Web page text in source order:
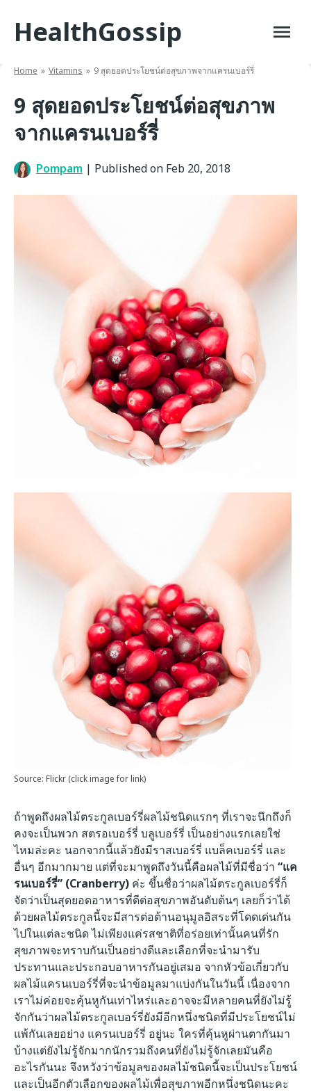
content
HealthGossip
Home Vitamins 9 สุดยอดประโยชน์ต่อสุขภาพจากแครนเบอร์รี่
9 สุดยอดประโยชน์ต่อสุขภาพ
จากแครนเบอร์รี่
Pompam | Published on Feb 20, 2018
Source: Flickr (click image for link)
ถ้าพูดถึงผลไม้ตระกูลเบอร์รี่ผลไม้ชนิดแรกๆ ที่เราจะนึกถึงก็
คงจะเป็นพวก สตรอเบอร์รี่ บลูเบอร์รี่ เป็นอย่างแรกเลยใช่
ไหมล่ะคะ นอกจากนี้แล้วยังมีราสเบอร์รี่ แบล็คเบอร์รี่ และ
อื่นๆ อีกมากมาย แต่ที่จะมาพูดถึงวันนี้คือผลไม้ที่มีชื่อว่า “แค
รนเบอร์รี่” (Cranberry) ค่ะ ขึ้นชื่อว่าผลไม้ตระกูลเบอร์รี่ก็
จัดว่าเป็นสุดยอดอาหารที่ดีต่อสุขภาพอันดับต้นๆ เลยก็ว่าได้
ด้วยผลไม้ตระกูลนี้จะมีสารต่อต้านอนุมูลอิสระที่โดดเด่นกัน
ไปในแต่ละชนิด ไม่เพียงแค่รสชาติที่อร่อยเท่านั้นคนที่รัก
สุขภาพจะทราบกันเป็นอย่างดีและเลือกที่จะนำมารับ
ประทานและประกอบอาหารกันอยู่เสมอ จากหัวข้อเกี่ยวกับ
ผลไม้แครนเบอร์รี่ที่จะนำข้อมูลมาแบ่งกันในวันนี้ เนื่องจาก
เราไม่ค่อยจะคุ้นหูกันเท่าไหร่และอาจจะมีหลายคนที่ยังไม่รู้
จักกันว่าผลไม้ตระกูลเบอร์รี่ยังมีอีกหนึ่งชนิดที่มีประโยชน์ไม่
แพ้กันเลยอย่าง แครนเบอร์รี่ อยู่นะ ใครที่คุ้นหูผ่านตากันมา
บ้างแต่ยังไม่รู้จักมากนักรวมถึงคนที่ยังไม่รู้จักเลยมันคือ
อะไรกันนะ จึงหวังว่าข้อมูลของผลไม้ชนิดนี้จะเป็นประโยชน์
และเป็นอีกตัวเลือกของผลไม้เพื่อสุขภาพอีกหนึ่งชนิดนะคะ